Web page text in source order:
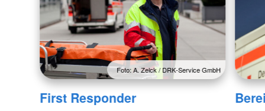
Foto: A. Zelck / DRK-Service GmbH
First Responder